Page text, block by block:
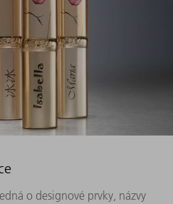
o designové prvky, názvy